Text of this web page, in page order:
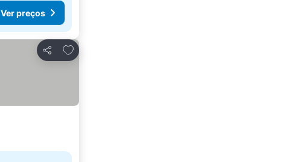
Ver preços
Partilhar
Adicionar aos favoritos